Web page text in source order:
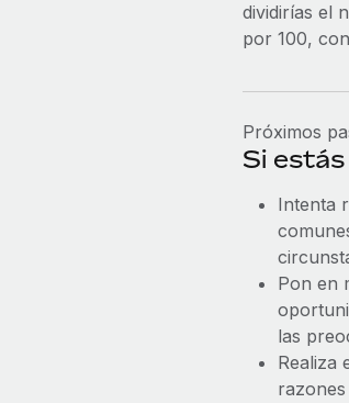
dividirías el
por 100,
Próximos
Si
Intenta
Pon en
las
Realiza